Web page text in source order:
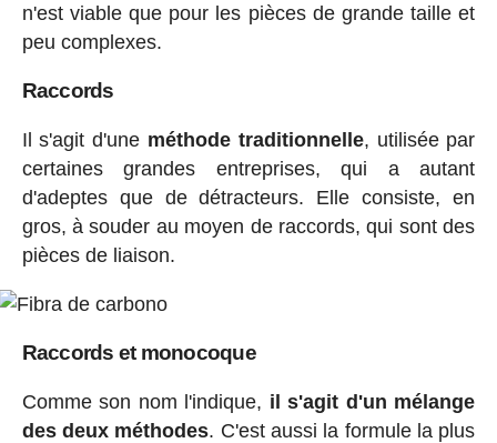
n'est viable que pour les pièces de grande taille et
peu complexes.
Raccords
Il s'agit d'une méthode traditionnelle, utilisée par
certaines grandes entreprises, qui a autant
d'adeptes que de détracteurs. Elle consiste, en
gros, à souder au moyen de raccords, qui sont des
pièces de liaison.
Raccords et monocoque
Comme son nom l'indique, il s'agit d'un mélange
des deux méthodes. C'est aussi la formule la plus